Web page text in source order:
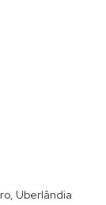
Uberlândia